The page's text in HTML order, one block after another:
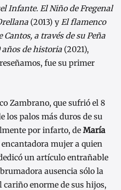
Infante. El Niño de Fregenal
(2013) y El flamenco
a través de su Peña
años de historia (2021),
fue su primer
Zambrano, que sufrió el 8
los palos más duros de su
por infarto, de María
encantadora mujer a quien
un artículo entrañable
ausencia sólo la
enorme de sus hijos,